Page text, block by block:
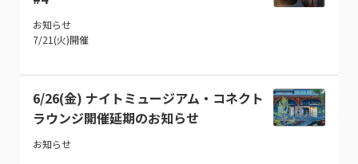
お知らせ
7/21(火)開催
6/26(金) ナイトミュージアム・コネクト
ラウンジ開催延期のお知らせ
お知らせ